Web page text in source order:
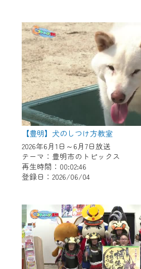
【豊明】犬のしつけ方教室
2026年6月1日～6月7日放送
テーマ：豊明市のトピックス
再生時間：00:02:46
登録日：2026/06/04